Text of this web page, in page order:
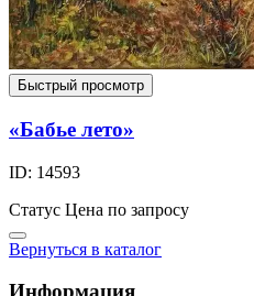
Быстрый просмотр
«Бабье лето»
ID: 14593
Статус Цена по запросу
Вернуться в каталог